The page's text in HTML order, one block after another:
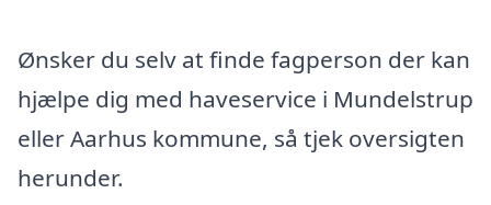
Ønsker du selv at finde fagperson der kan
hjælpe dig med haveservice i Mundelstrup
eller Aarhus kommune, så tjek oversigten
herunder.